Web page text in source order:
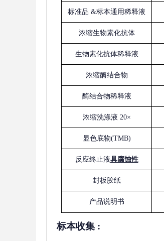
标准品 &标本通用稀释液
浓缩生物素化抗体
生物素化抗体稀释液
浓缩酶结合物
酶结合物稀释液
浓缩洗涤液 20×
显色底物(TMB)
反应终止液具腐蚀性
封板胶纸
产品说明书
标本收集 :